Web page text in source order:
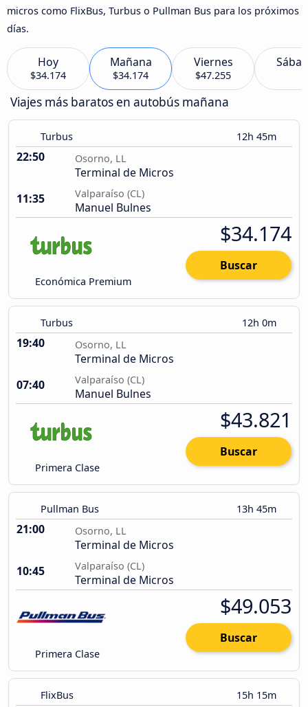
micros como FlixBus, Turbus o Pullman Bus para los próximos
días.
Hoy
$34.174
Mañana
$34.174
Viernes
$47.255
Viajes más baratos en autobús mañana
Turbus 12h 45m
22:50 Osorno, LL
Terminal de Micros
11:35
Valparaíso (CL)
Manuel Bulnes
Económica Premium
$34.174
Buscar
Turbus 12h 0m
19:40 Osorno, LL
Terminal de Micros
07:40
Valparaíso (CL)
Manuel Bulnes
Primera Clase
$43.821
Buscar
Pullman Bus 13h 45m
21:00 Osorno, LL
Terminal de Micros
10:45
Valparaíso (CL)
Terminal de Micros
Primera Clase
$49.053
Buscar
FlixBus 15h 15m